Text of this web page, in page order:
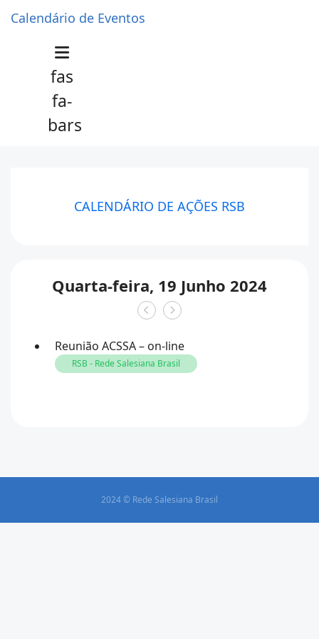
Calendário de Eventos
fas
fa-
bars
CALENDÁRIO DE AÇÕES RSB
Quarta-feira, 19 Junho 2024
Reunião ACSSA – on-line
RSB - Rede Salesiana Brasil
2024 © Rede Salesiana Brasil